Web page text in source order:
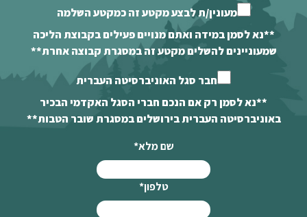
מעונין/ת לבצע מקטע זה כמקטע השלמה
**נא לסמן במידה ואתם מנויים פעילים בקבוצת הליכה
שמעוניינים להשלים מקטע זה במסגרת קבוצה אחרת**
חבר סגל האוניברסיטה העברית
**נא לסמן רק אם הנכם חברי הסגל האקדמי הבכיר
באוניברסיטה העברית בירושלים במסגרת שובר הטבות**
שם מלא*
טלפון*